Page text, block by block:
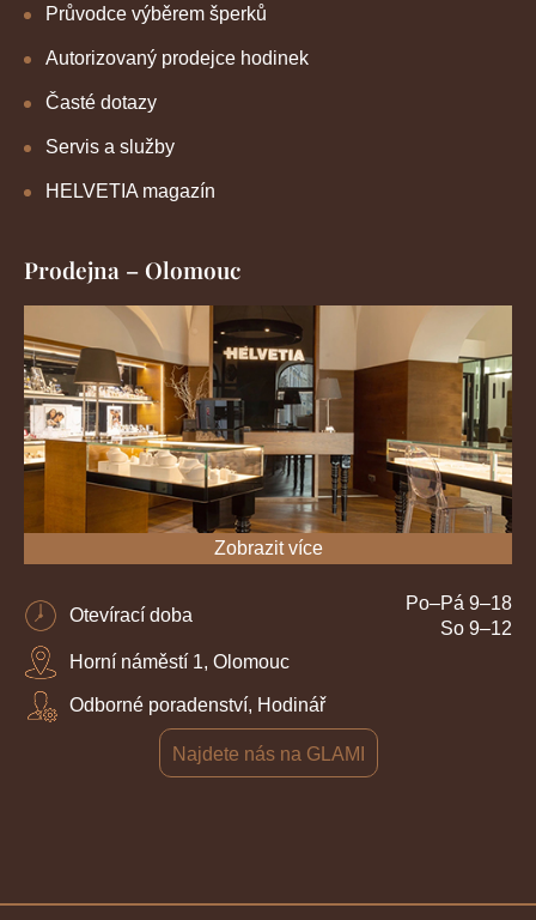
Průvodce výběrem šperků
Autorizovaný prodejce hodinek
Časté dotazy
Servis a služby
HELVETIA magazín
Prodejna – Olomouc
Zobrazit více
Otevírací doba
Po–Pá 9–18
So 9–12
Horní náměstí 1, Olomouc
Odborné poradenství, Hodinář
Najdete nás na GLAMI